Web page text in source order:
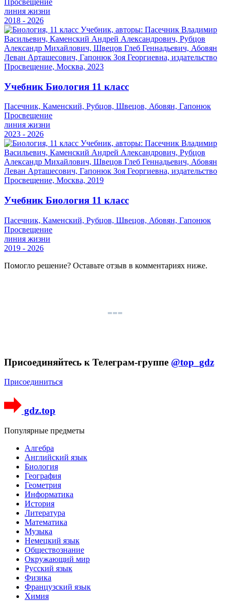
Просвещение
линия жизни
2018 - 2026
Учебник Биология 11 класс
Пасечник, Каменский, Рубцов, Швецов, Абовян, Гапонюк
Просвещение
линия жизни
2023 - 2026
Учебник Биология 11 класс
Пасечник, Каменский, Рубцов, Швецов, Абовян, Гапонюк
Просвещение
линия жизни
2019 - 2026
Помогло решение? Оставьте отзыв в комментариях ниже.
Присоединяйтесь к Телеграм-группе @top_gdz
Присоединиться
gdz.top
Популярные предметы
Алгебра
Английский язык
Биология
География
Геометрия
Информатика
История
Литература
Математика
Музыка
Немецкий язык
Обществознание
Окружающий мир
Русский язык
Физика
Французский язык
Химия